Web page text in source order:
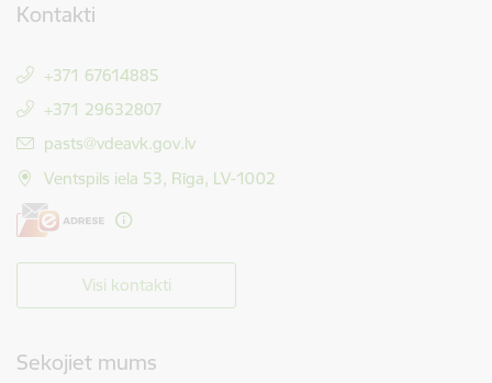
Kontakti
+371 67614885
+371 29632807
E-pasts:
pasts@vdeavk.gov.lv
Ventspils iela 53, Rīga, LV-1002
Visi kontakti
Sekojiet mums